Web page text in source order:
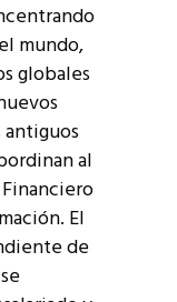
mundo,
globales
antiguos
al
El
de